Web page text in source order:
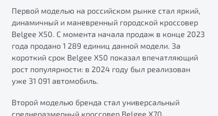
Универсальный кроссовер
от 2 499 990 ₽*
Обзор В наличии
Спецпредложения
Запись на сервис
Калькулятор ТО
Клиентская поддержка
Первой моделью на российском рынке стал яркий,
динамичный и маневренный городской кроссовер
Belgee X50. С момента начала продаж в конце 2023
года продано 1 289 единиц данной модели. За
короткий срок Belgee X50 показал впечатляющий
рост популярности: в 2024 году был реализован
уже 31 091 автомобиль.
Второй моделью бренда стал универсальный
среднеразмерный кроссовер Belgee X70,